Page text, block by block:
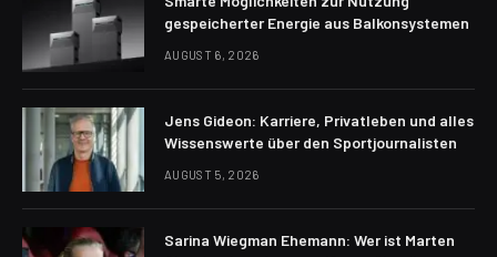
gespeicherter Energie aus Balkonsystemen
AUGUST 6, 2026
Jens Gideon: Karriere, Privatleben und alles
Wissenswerte über den Sportjournalisten
AUGUST 5, 2026
Sarina Wiegman Ehemann: Wer ist Marten